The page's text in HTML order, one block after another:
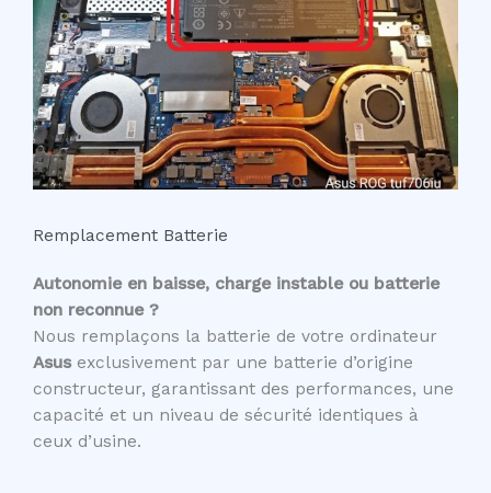
Remplacement Batterie
Autonomie en baisse, charge instable ou batterie
non reconnue ?
Nous remplaçons la batterie de votre ordinateur
Asusexclusivement par une batterie d’origine
constructeur, garantissant des performances, une
capacité et un niveau de sécurité identiques à
ceux d’usine.